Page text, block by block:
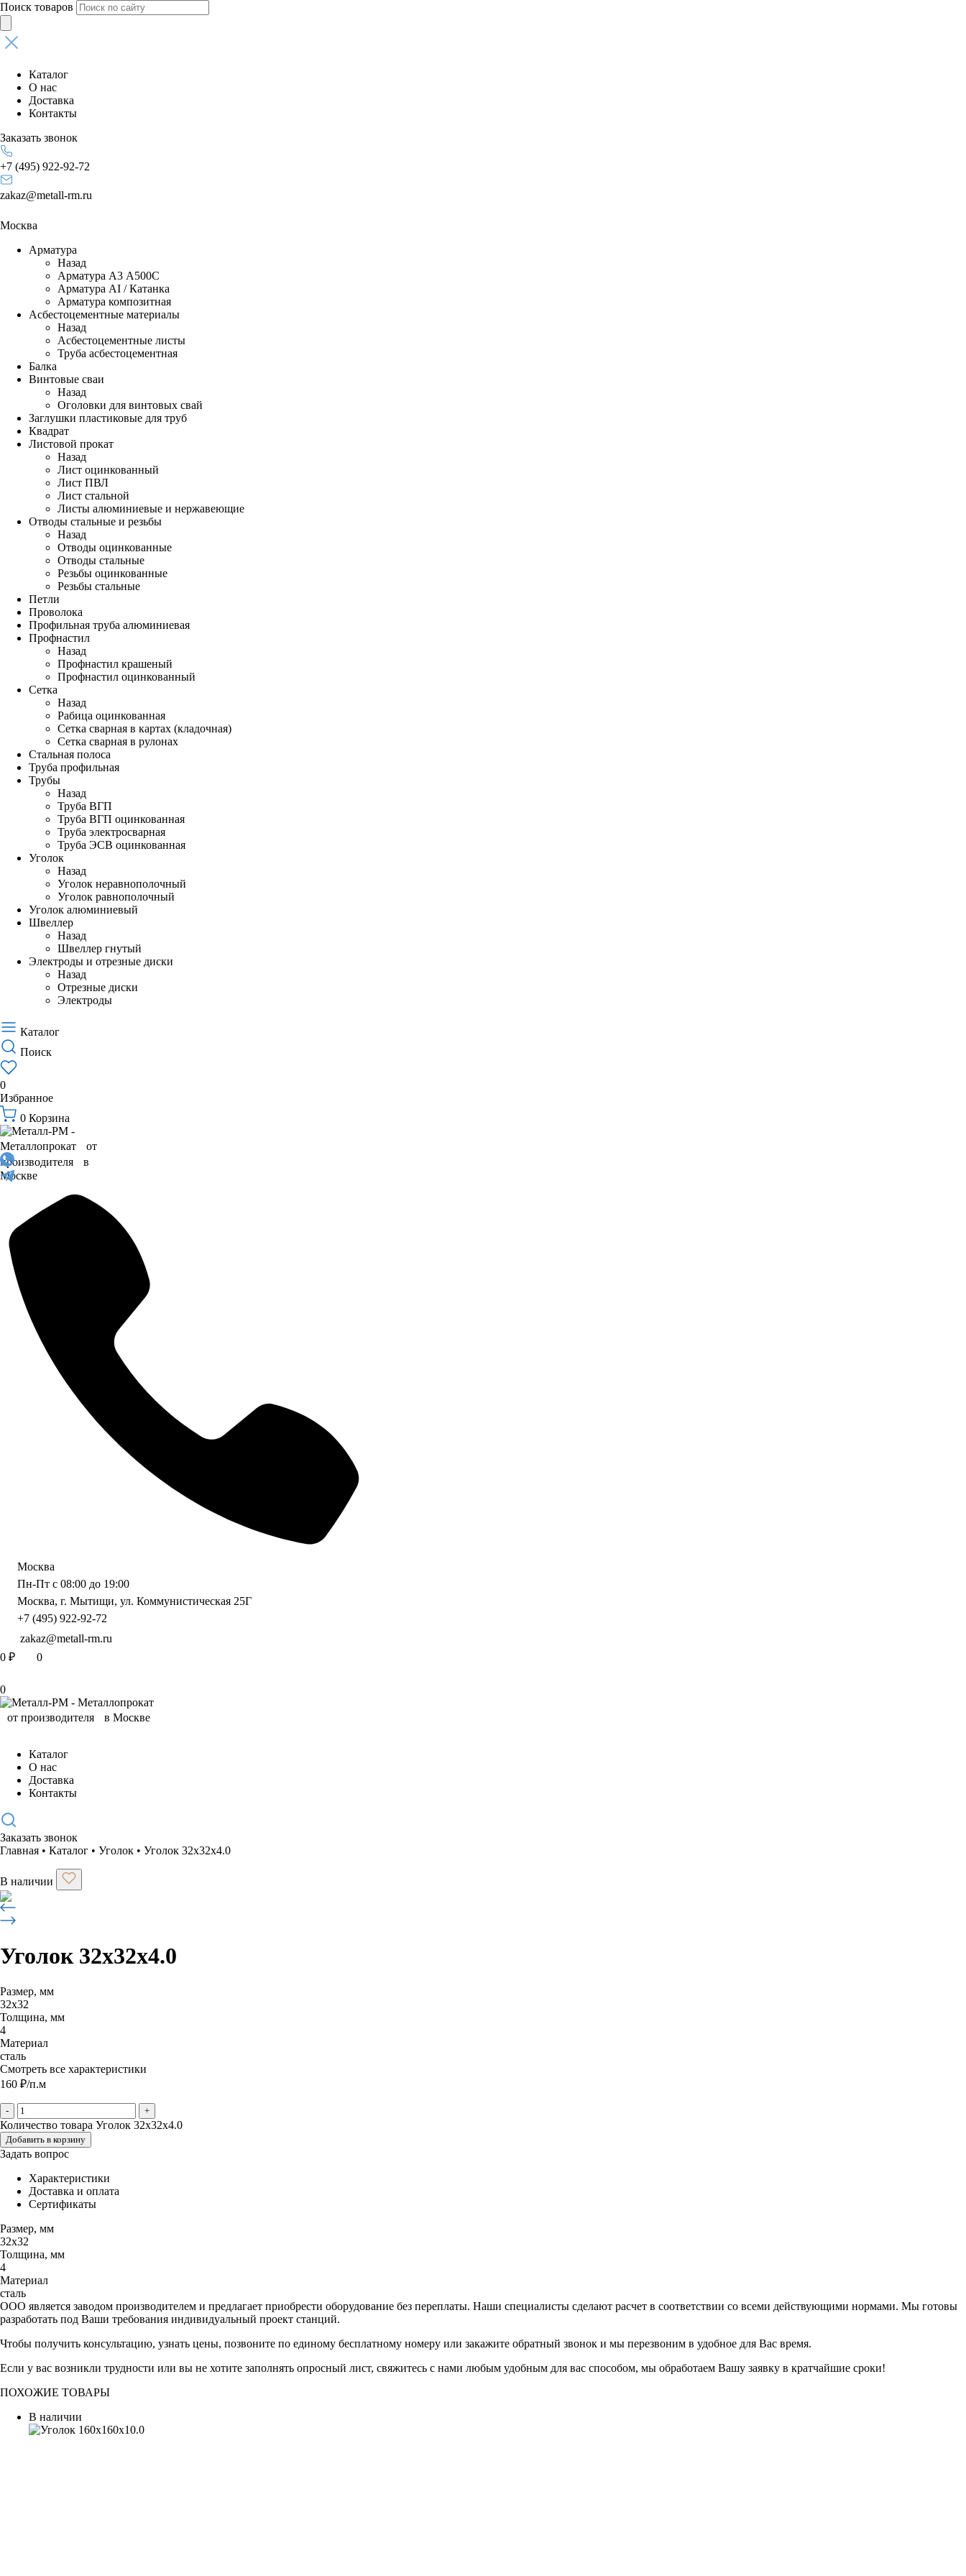
Поиск товаров
Каталог
О нас
Доставка
Контакты
Заказать звонок
+7 (495) 922-92-72
zakaz@metall-rm.ru
Москва
Арматура
Назад
Арматура А3 А500С
Арматура АI / Катанка
Арматура композитная
Асбестоцементные материалы
Назад
Асбестоцементные листы
Труба асбестоцементная
Балка
Винтовые сваи
Назад
Оголовки для винтовых свай
Заглушки пластиковые для труб
Квадрат
Листовой прокат
Назад
Лист оцинкованный
Лист ПВЛ
Лист стальной
Листы алюминиевые и нержавеющие
Отводы стальные и резьбы
Назад
Отводы оцинкованные
Отводы стальные
Резьбы оцинкованные
Резьбы стальные
Петли
Проволока
Профильная труба алюминиевая
Профнастил
Назад
Профнастил крашеный
Профнастил оцинкованный
Сетка
Назад
Рабица оцинкованная
Сетка сварная в картах (кладочная)
Сетка сварная в рулонах
Стальная полоса
Труба профильная
Трубы
Назад
Труба ВГП
Труба ВГП оцинкованная
Труба электросварная
Труба ЭСВ оцинкованная
Уголок
Назад
Уголок неравнополочный
Уголок равнополочный
Уголок алюминиевый
Швеллер
Назад
Швеллер гнутый
Электроды и отрезные диски
Назад
Отрезные диски
Электроды
Каталог
Поиск
0
Избранное
0 Корзина
Москва
Пн-Пт с 08:00 до 19:00
Москва, г. Мытищи, ул. Коммунистическая 25Г
+7 (495) 922-92-72
zakaz@metall-rm.ru
0 ₽ 0
0
Каталог
О нас
Доставка
Контакты
Заказать звонок
Главная • Каталог • Уголок • Уголок 32х32х4.0
В наличии
Уголок 32х32х4.0
Размер, мм
32х32
Толщина, мм
4
Материал
сталь
Смотреть все характеристики
160 ₽/п.м
- +
Количество товара Уголок 32х32х4.0
Добавить в корзину
Задать вопрос
Характеристики
Доставка и оплата
Сертификаты
Размер, мм
32х32
Толщина, мм
4
Материал
сталь
ООО является заводом производителем и предлагает приобрести оборудование без переплаты. Наши специалисты сделают расчет в соответствии со всеми действующими нормами. Мы готовы
разработать под Ваши требования индивидуальный проект станций.
Чтобы получить консультацию, узнать цены, позвоните по единому бесплатному номеру или закажите обратный звонок и мы перезвоним в удобное для Вас время.
Если у вас возникли трудности или вы не хотите заполнять опросный лист, свяжитесь с нами любым удобным для вас способом, мы обработаем Вашу заявку в кратчайшие сроки!
ПОХОЖИЕ ТОВАРЫ
В наличии